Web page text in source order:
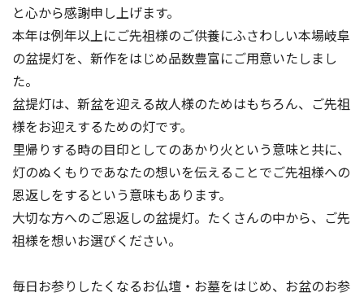
と心から感謝申し上げます。
本年は例年以上にご先祖様のご供養にふさわしい本場岐阜
の盆提灯を、新作をはじめ品数豊富にご用意いたしまし
た。
盆提灯は、新盆を迎える故人様のためはもちろん、ご先祖
様をお迎えするための灯です。
里帰りする時の目印としてのあかり火という意味と共に、
灯のぬくもりであなたの想いを伝えることでご先祖様への
恩返しをするという意味もあります。
大切な方へのご恩返しの盆提灯。たくさんの中から、ご先
祖様を想いお選びください。
毎日お参りしたくなるお仏壇・お墓をはじめ、お盆のお参